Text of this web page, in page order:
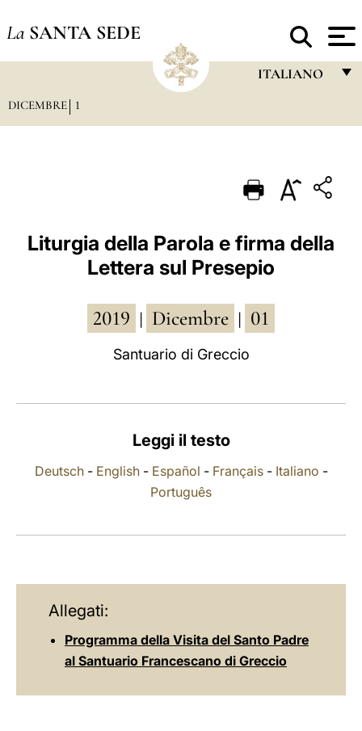
La SANTA SEDE
ITALIANO
PORTUGUÊS
ESPAÑOL
DEUTSCH
العربيّة
DICEMBRE 1
Liturgia della Parola e firma della
Lettera sul Presepio
2019 Dicembre 01
Santuario di Greccio
Leggi il testo
Deutsch- English- Español - Français- Italiano -
Português
Allegati:
Programma della Visita del Santo Padre
al Santuario Francescano di Greccio